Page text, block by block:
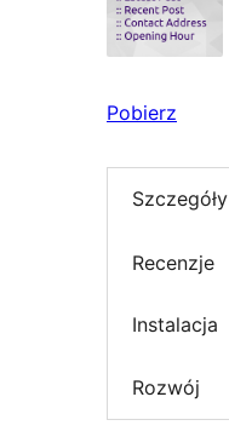
Pobierz
Szczegóły
Recenzje
Instalacja
Rozwój